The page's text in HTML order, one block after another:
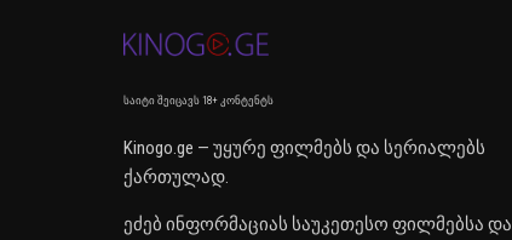
საიტი შეიცავს 18+ კონტენტს
Kinogo.ge — უყურე ფილმებს და სერიალებს
ქართულად.
ეძებ ინფორმაციას საუკეთესო ფილმებსა და